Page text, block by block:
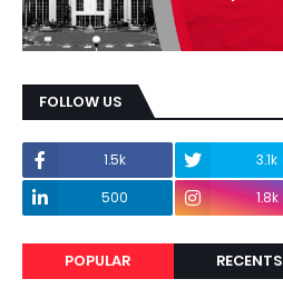
FOLLOW US
1.5k 3.1k
500
1.8k
POPULAR RECENTS